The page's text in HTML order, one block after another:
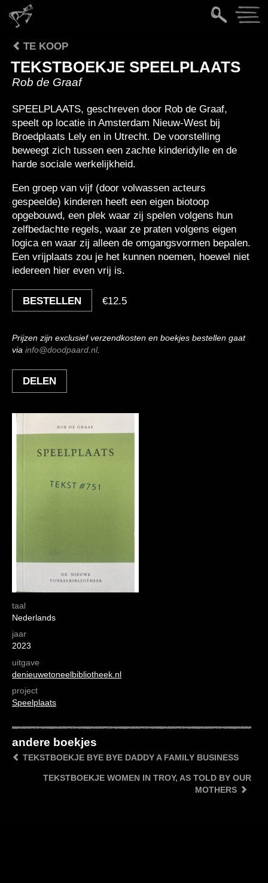
taal
Nederlands
jaar
2023
uitgave
denieuwetoneelbibliotheek.nl
project
Speelplaats
andere boekjes
TEKSTBOEKJE BYE BYE DADDY A FAMILY BUSINESS
TEKSTBOEKJE WOMEN IN TROY, AS TOLD BY OUR
MOTHERS
TE KOOP
TEKSTBOEKJE SPEELPLAATS
Rob de Graaf
SPEELPLAATS, geschreven door Rob de Graaf,
speelt op locatie in Amsterdam Nieuw-West bij
Broedplaats Lely en in Utrecht. De voorstelling
beweegt zich tussen een zachte kinderidylle en de
harde sociale werkelijkheid.
Een groep van vijf (door volwassen acteurs
gespeelde) kinderen heeft een eigen biotoop
opgebouwd, een plek waar zij spelen volgens hun
zelfbedachte regels, waar ze praten volgens eigen
logica en waar zij alleen de omgangsvormen bepalen.
Een vrijplaats zou je het kunnen noemen, hoewel niet
iedereen hier even vrij is.
BESTELLEN €12.5
Prijzen zijn exclusief verzendkosten en boekjes bestellen gaat
via info@doodpaard.nl.
DELEN